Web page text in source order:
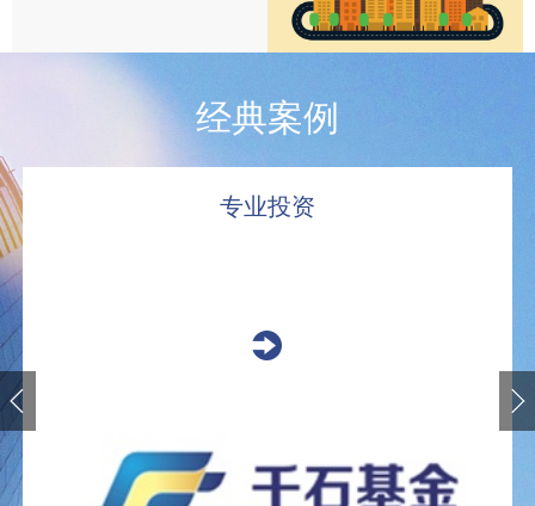
经典案例
专业投资